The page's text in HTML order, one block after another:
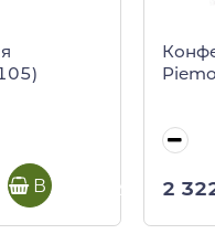
В корзину 2